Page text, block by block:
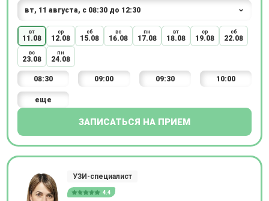
вт
11.08
ср
12.08
сб
15.08
вс
16.08
пн
17.08
вт
18.08
ср
19.08
сб
22.08
вс
23.08
пн
24.08
08:30 09:00 09:30 10:00
еще
ЗАПИСАТЬСЯ НА ПРИЕМ
УЗИ-специалист
4.4